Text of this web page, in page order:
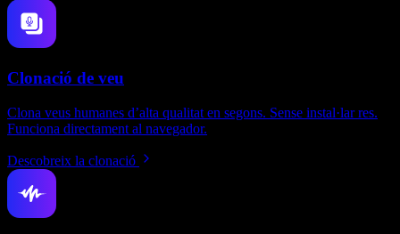
Clonació de veu
Clona veus humanes d’alta qualitat en segons. Sense instal·lar res.
Funciona directament al navegador.
Descobreix la clonació